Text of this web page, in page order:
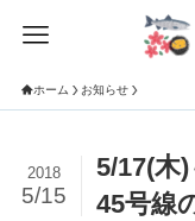
ホーム お知らせ
5/17(木
45号線
2018
5/15